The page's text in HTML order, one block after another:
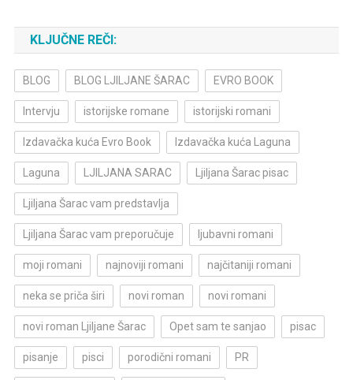
KLJUČNE REČI:
BLOG BLOG LJILJANE ŠARAC EVRO BOOK
Intervju istorijske romane istorijski romani
Izdavačka kuća Evro Book Izdavačka kuća Laguna
Laguna LJILJANA SARAC Ljiljana Šarac pisac
Ljiljana Šarac vam predstavlja
Ljiljana Šarac vam preporučuje ljubavni romani
moji romani najnoviji romani najčitaniji romani
neka se priča širi novi roman novi romani
novi roman Ljiljane Šarac Opet sam te sanjao pisac
pisanje pisci porodični romani PR